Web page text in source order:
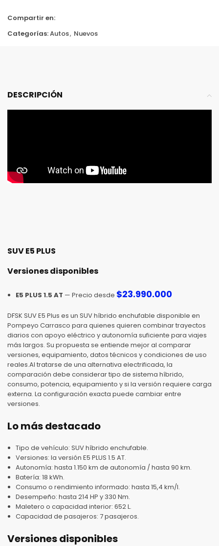
Compartir en:
Categorías:Autos, Nuevos
DESCRIPCIÓN
SUV E5 PLUS
Versiones disponibles
E5 PLUS 1.5 AT — Precio desde $23.990.000
DFSK SUV E5 Plus es un SUV híbrido enchufable disponible en
Pompeyo Carrasco para quienes quieren combinar trayectos
diarios con apoyo eléctrico y autonomía suficiente para viajes
más largos. Su propuesta se entiende mejor al comparar
versiones, equipamiento, datos técnicos y condiciones de uso
reales.Al tratarse de una alternativa electrificada, la
comparación debe considerar tipo de sistema híbrido,
consumo, potencia, equipamiento y si la versión requiere carga
externa. La configuración exacta puede cambiar entre
versiones.
Lo más destacado
Tipo de vehículo: SUV híbrido enchufable.
Versiones: la versión E5 PLUS 1.5 AT.
Autonomía: hasta 1.150 km de autonomía / hasta 90 km.
Batería: 18 kWh.
Consumo o rendimiento informado: hasta 15,4 km/l.
Desempeño: hasta 214 HP y 330 Nm.
Maletero o capacidad interior: 652 L.
Capacidad de pasajeros: 7 pasajeros.
Versiones disponibles